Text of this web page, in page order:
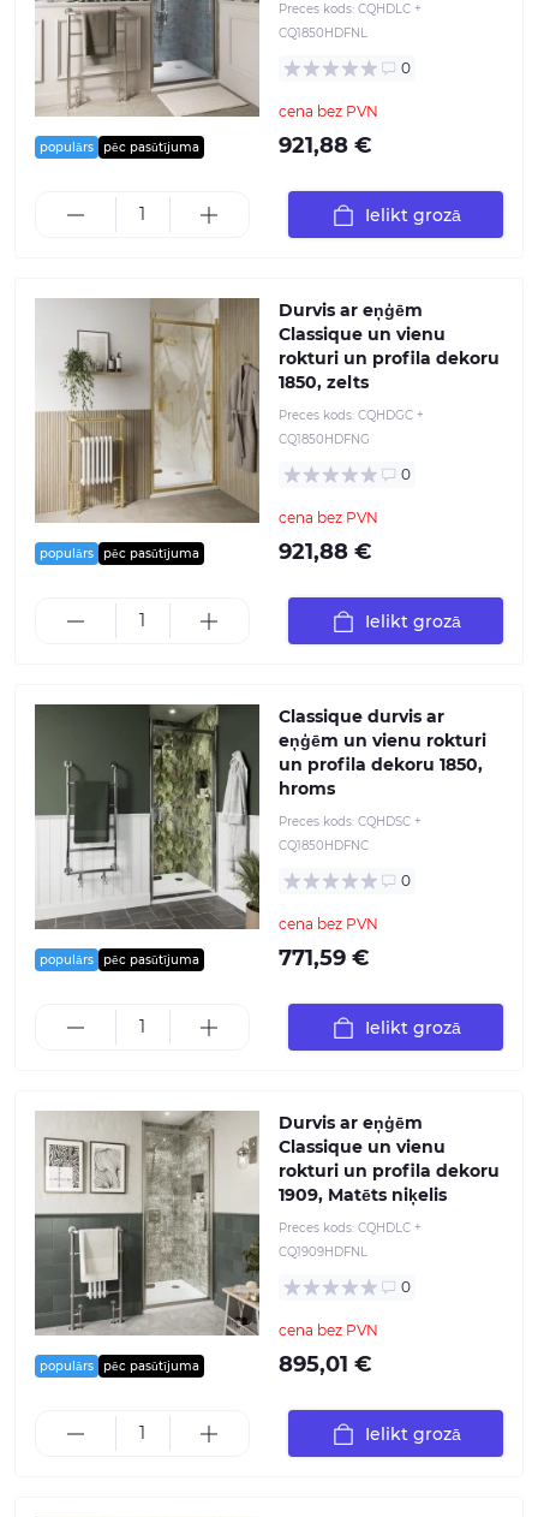
populārs pēc pasūtījuma
Preces kods: CQHDLC +
CQ1850HDFNL
0
cena bez PVN
921,88 €
Ielikt grozā
populārs pēc pasūtījuma
Durvis ar eņģēm
Classique un vienu
rokturi un profila dekoru
1850, zelts
Preces kods: CQHDGC +
CQ1850HDFNG
0
cena bez PVN
921,88 €
Ielikt grozā
populārs pēc pasūtījuma
Classique durvis ar
eņģēm un vienu rokturi
un profila dekoru 1850,
hroms
Preces kods: CQHDSC +
CQ1850HDFNC
0
cena bez PVN
771,59 €
Ielikt grozā
populārs pēc pasūtījuma
Durvis ar eņģēm
Classique un vienu
rokturi un profila dekoru
1909, Matēts niķelis
Preces kods: CQHDLC +
CQ1909HDFNL
0
cena bez PVN
895,01 €
Ielikt grozā